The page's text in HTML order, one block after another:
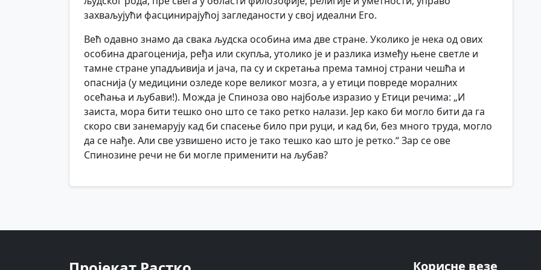
захваљујући фасцинирајућој загледаности у свој идеални Его.
Већ одавно знамо да свака људска особина има две стране. Уколико је нека од ових
особина драгоценија, ређа или скупља, утолико је и разлика између њене светле и
тамне стране упадљивија и јача, па су и скретања према тамној страни чешћа и
опаснија (у медицини озледе коре великог мозга, а у етици повреде моралних
осећања и љубави!). Можда је Спиноза ово најбоље изразио у Етици речима: „И
заиста, мора бити тешко оно што се тако ретко налази. Јер како би могло бити да га
скоро сви занемарују кад би спасење било при руци, и кад би, без много труда, могло
да се нађе. Али све узвишено исто је тако тешко као што је ретко.“ Зар се ове
Спинозине речи не би могле применити на љубав?
Корисне везе